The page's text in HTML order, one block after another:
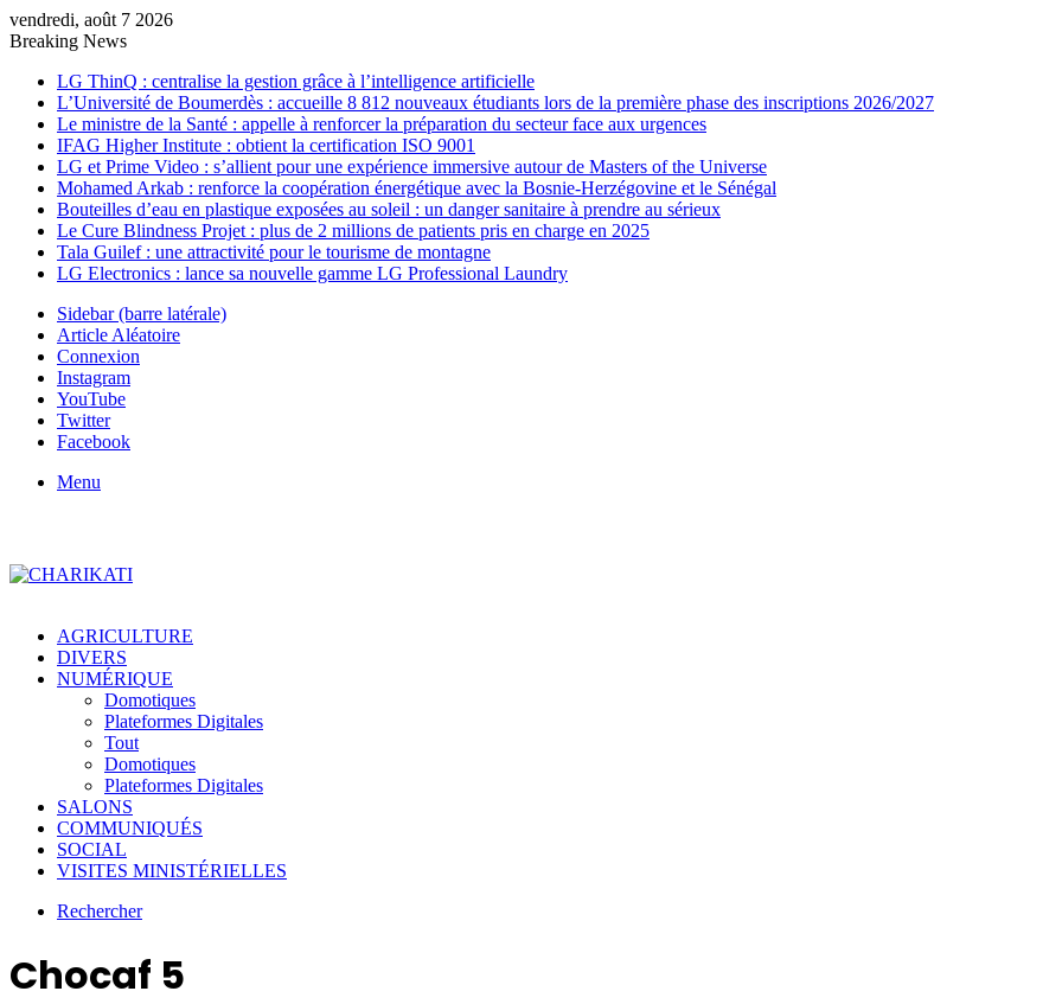
vendredi, août 7 2026
Breaking News
LG ThinQ : centralise la gestion grâce à l’intelligence artificielle
L’Université de Boumerdès : accueille 8 812 nouveaux étudiants lors de la première phase des inscriptions 2026/2027
Le ministre de la Santé : appelle à renforcer la préparation du secteur face aux urgences
IFAG Higher Institute : obtient la certification ISO 9001
LG et Prime Video : s’allient pour une expérience immersive autour de Masters of the Universe
Mohamed Arkab : renforce la coopération énergétique avec la Bosnie-Herzégovine et le Sénégal
Bouteilles d’eau en plastique exposées au soleil : un danger sanitaire à prendre au sérieux
Le Cure Blindness Projet : plus de 2 millions de patients pris en charge en 2025
Tala Guilef : une attractivité pour le tourisme de montagne
LG Electronics : lance sa nouvelle gamme LG Professional Laundry
Sidebar (barre latérale)
Article Aléatoire
Connexion
Instagram
YouTube
Twitter
Facebook
Menu
AGRICULTURE
DIVERS
NUMÉRIQUE
Domotiques
Plateformes Digitales
Tout
Domotiques
Plateformes Digitales
SALONS
COMMUNIQUÉS
SOCIAL
VISITES MINISTÉRIELLES
Rechercher
Chocaf 5